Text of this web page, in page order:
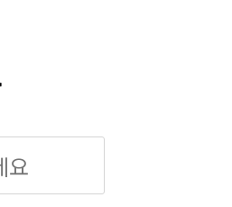
케어잡 공식 취업